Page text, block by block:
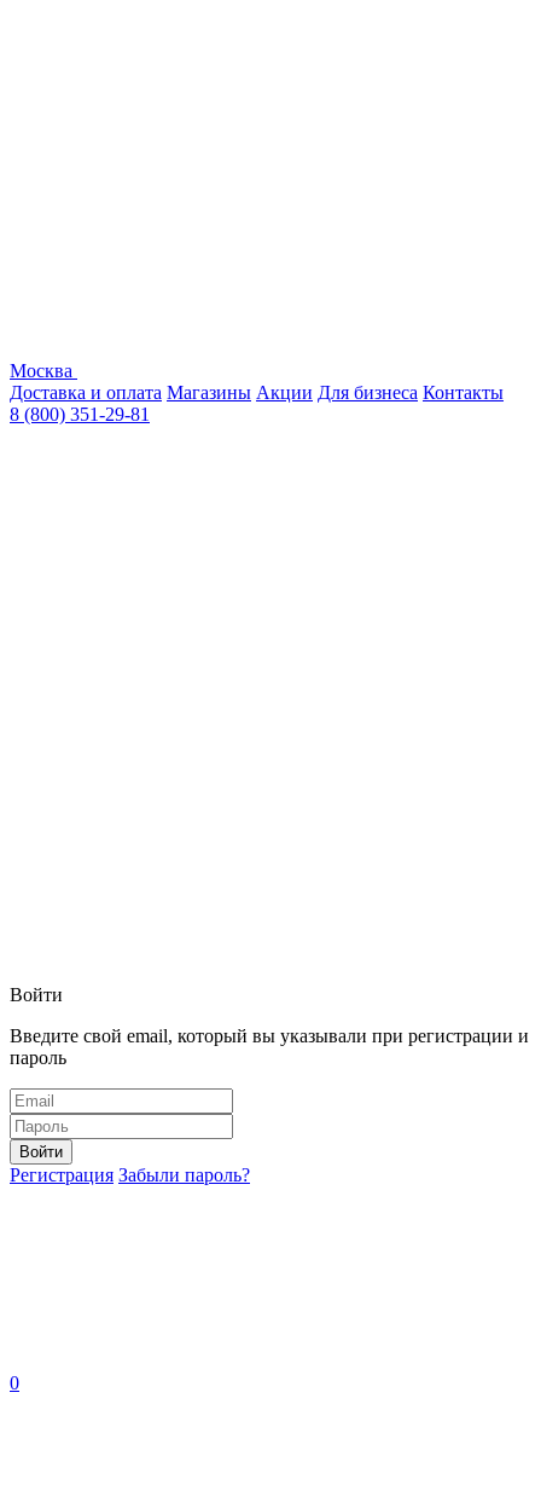
Москва
Доставка и оплата Магазины Акции Для бизнеса Контакты
8 (800) 351-29-81
Войти
Введите свой email, который вы указывали при регистрации и
пароль
Войти
Регистрация Забыли пароль?
0